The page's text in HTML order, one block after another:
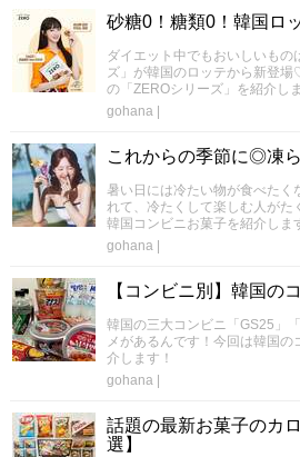
砂糖0！糖類0！韓国ロ
ダイエット中でもおいしいも
ズ」が韓国のロッテから新登
の「ZEROシリーズ」を紹介し
gohana|
これからの季節に◎凍
暑い日には冷たい物が食べたく
れて、冷たくして楽しむ人がた
韓国コンビニお菓子を紹介しま
gohana|
【コンビニ別】韓国の
韓国の三大コンビニ「GS25」
メがあるんです！今回は韓国
介します！
gohana|
話題の最新お菓子のカ
選】